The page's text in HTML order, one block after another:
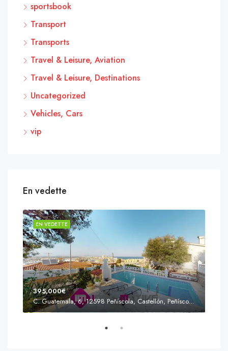
sportsbook
Transport
Transports
Travel & Leisure, Aviation
Travel & Leisure, Destinations
Uncategorized
Vehicles, Cars
vip
En vedette
EN VEDETTE
395,000€
C. Guatemala, 6, 12598 Peñíscola, Castellón, Peñíscola, Communauté valencienne